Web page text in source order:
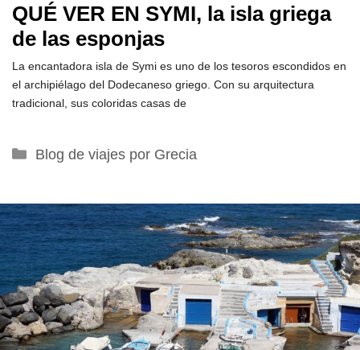
QUÉ VER EN SYMI, la isla griega
de las esponjas
La encantadora isla de Symi es uno de los tesoros escondidos en
el archipiélago del Dodecaneso griego. Con su arquitectura
tradicional, sus coloridas casas de
Categorías
Blog de viajes por Grecia